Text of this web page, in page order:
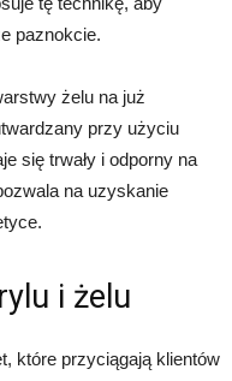
paznokcie.
żelu na już
przy użyciu
się trwały i odporny na
na uzyskanie
i żelu
które przyciągają klientów